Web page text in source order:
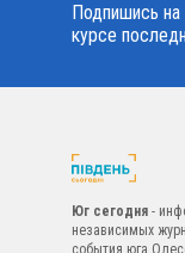
Подпишись
курсе
Юг сегодня -
независимых
события юга